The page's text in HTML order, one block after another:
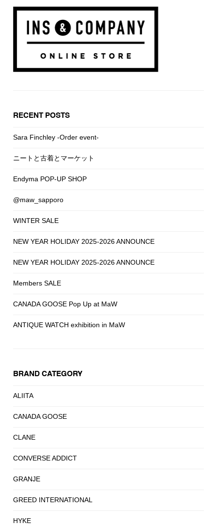
RECENT POSTS
Sara Finchley -Order event-
ニートと古着とマーケット
Endyma POP-UP SHOP
@maw_sapporo
WINTER SALE
NEW YEAR HOLIDAY 2025-2026 ANNOUNCE
NEW YEAR HOLIDAY 2025-2026 ANNOUNCE
Members SALE
CANADA GOOSE Pop Up at MaW
ANTIQUE WATCH exhibition in MaW
BRAND CATEGORY
ALIITA
CANADA GOOSE
CLANE
CONVERSE ADDICT
GRANJE
GREED INTERNATIONAL
HYKE